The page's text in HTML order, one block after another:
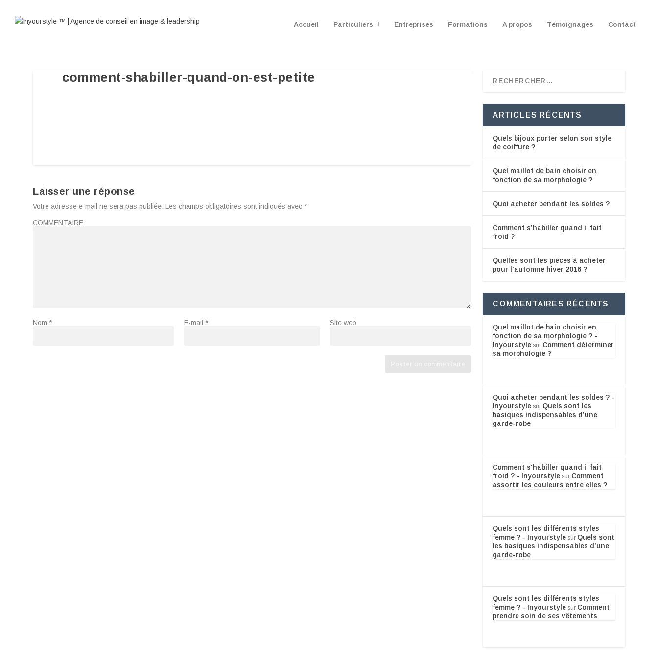
Accueil Particuliers Entreprises Formations A propos Témoignages Contact
comment-shabiller-quand-on-est-petite
Laisser une réponse
Votre adresse e-mail ne sera pas publiée. Les champs obligatoires sont indiqués avec *
COMMENTAIRE
Nom * E-mail * Site web
ARTICLES RÉCENTS
Quels bijoux porter selon son style
de coiffure ?
Quel maillot de bain choisir en
fonction de sa morphologie ?
Quoi acheter pendant les soldes ?
Comment s’habiller quand il fait
froid ?
Quelles sont les pièces à acheter
pour l’automne hiver 2016 ?
COMMENTAIRES RÉCENTS
Quel maillot de bain choisir en
fonction de sa morphologie ? -
Inyourstyle sur Comment déterminer
sa morphologie ?
Quoi acheter pendant les soldes ? -
Inyourstyle sur Quels sont les
basiques indispensables d’une
garde-robe
Comment s'habiller quand il fait
froid ? - Inyourstyle sur Comment
assortir les couleurs entre elles ?
Quels sont les différents styles
femme ? - Inyourstyle sur Quels sont
les basiques indispensables d’une
garde-robe
Quels sont les différents styles
femme ? - Inyourstyle sur Comment
prendre soin de ses vêtements